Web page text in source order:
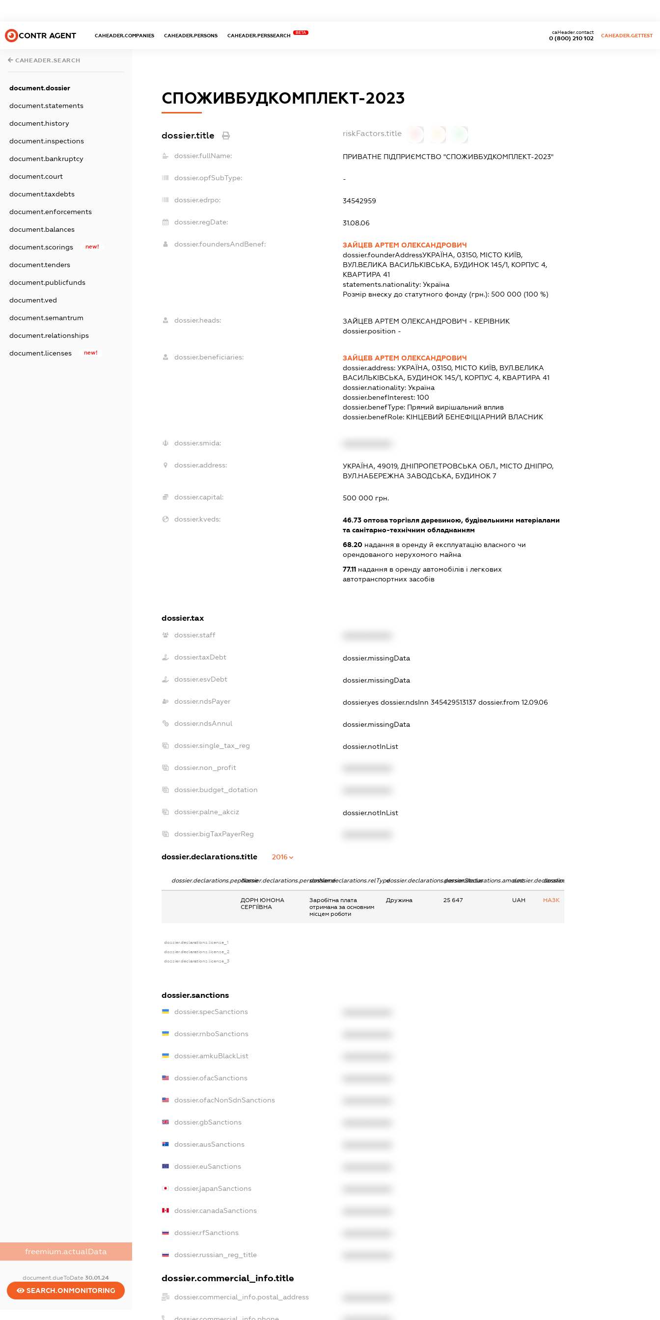
CONTR AGENT CAHEADER.COMPANIES CAHEADER.PERSONS CAHEADER.PERSSEARCH
BETA
0 (800) 210 102
caHeader.contact
CAHEADER.GETTEST
CAHEADER.SEARCH
document.dossier
document.statements
document.history
document.inspections
document.bankruptcy
document.court
document.taxdebts
document.enforcements
document.balances
document.scorings new!
document.tenders
document.publicfunds
document.ved
document.semantrum
document.relationships
document.licenses new!
freemium.actualData
document.dueToDate30.01.24
SEARCH.ONMONITORING
СПОЖИВБУДКОМПЛЕКТ-2023
dossier.title riskFactors.title
dossier.fullName: ПРИВАТНЕ ПІДПРИЄМСТВО "СПОЖИВБУДКОМПЛЕКТ-2023"
dossier.opfSubType: -
dossier.edrpo: 34542959
dossier.regDate: 31.08.06
dossier.foundersAndBenef:
ЗАЙЦЕВ АРТЕМ ОЛЕКСАНДРОВИЧ
dossier.founderAddressУКРАЇНА, 03150, МІСТО КИЇВ,
ВУЛ.ВЕЛИКА ВАСИЛЬКІВСЬКА, БУДИНОК 145/1, КОРПУС 4,
КВАРТИРА 41
statements.nationality:Україна
Розмір внеску до статутного фонду (грн.):500 000 (100 %)
dossier.heads: ЗАЙЦЕВ АРТЕМ ОЛЕКСАНДРОВИЧ - КЕРІВНИК
dossier.position -
dossier.beneficiaries:
ЗАЙЦЕВ АРТЕМ ОЛЕКСАНДРОВИЧ
dossier.address:УКРАЇНА, 03150, МІСТО КИЇВ, ВУЛ.ВЕЛИКА
ВАСИЛЬКІВСЬКА, БУДИНОК 145/1, КОРПУС 4, КВАРТИРА 41
dossier.nationality:Україна
dossier.benefInterest:100
dossier.benefType: Прямий вирішальний вплив
dossier.benefRole: КІНЦЕВИЙ БЕНЕФІЦІАРНИЙ ВЛАСНИК
dossier.smida:
dossier.address:
УКРАЇНА, 49019, ДНІПРОПЕТРОВСЬКА ОБЛ., МІСТО ДНІПРО,
ВУЛ.НАБЕРЕЖНА ЗАВОДСЬКА, БУДИНОК 7
dossier.capital: 500 000 грн.
dossier.kveds: 46.73 оптова торгівля деревиною, будівельними матеріалами
та санітарно-технічним обладнанням
68.20 надання в оренду й експлуатацію власного чи
орендованого нерухомого майна
77.11 надання в оренду автомобілів і легкових
автотранспортних засобів
dossier.tax
dossier.staff
dossier.taxDebt dossier.missingData
dossier.esvDebt dossier.missingData
dossier.ndsPayer dossier.yesdossier.ndsInn 345429513137dossier.from 12.09.06
dossier.ndsAnnul dossier.missingData
dossier.single_tax_reg dossier.notInList
dossier.non_profit
dossier.budget_dotation
dossier.palne_akciz dossier.notInList
dossier.bigTaxPayerReg
dossier.declarations.title 2016
dossier.declarations.pepNamedossier.declarations.personNamedossier.declarations.relTypedossier.declarations.personStatusdossier.declarations.amountdossier.declarations.currency
dossier.declarations.source
ДОРН ЮНОНА
СЕРГІЇВНА
Заробітна плата
отримана за основним
місцем роботи
Дружина 25 647 UAH НАЗК
dossier.declarations.license_1
dossier.declarations.license_2
dossier.declarations.license_3
dossier.sanctions
dossier.specSanctions
dossier.rnboSanctions
dossier.amkuBlackList
dossier.ofacSanctions
dossier.ofacNonSdnSanctions
dossier.gbSanctions
dossier.ausSanctions
dossier.euSanctions
dossier.japanSanctions
dossier.canadaSanctions
dossier.rfSanctions
dossier.russian_reg_title
dossier.commercial_info.title
dossier.commercial_info.postal_address